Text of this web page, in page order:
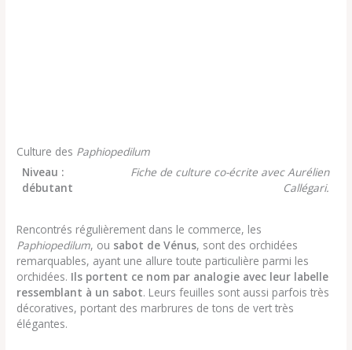
Culture des Paphiopedilum
Niveau :
débutant
Fiche de culture co-écrite avec Aurélien
Callégari.
Rencontrés régulièrement dans le commerce, les
Paphiopedilum, ou sabot de Vénus, sont des orchidées
remarquables, ayant une allure toute particulière parmi les
orchidées. Ils portent ce nom par analogie avec leur labelle
ressemblant à un sabot. Leurs feuilles sont aussi parfois très
décoratives, portant des marbrures de tons de vert très
élégantes.